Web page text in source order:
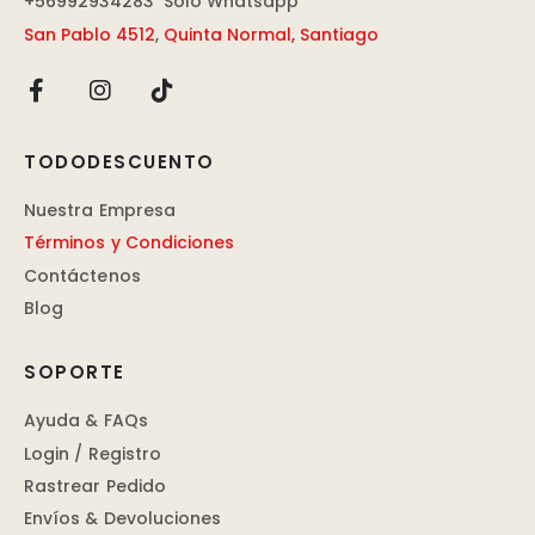
San Pablo 4512, Quinta Normal, Santiago
TODODESCUENTO
Nuestra Empresa
Términos y Condiciones
Contáctenos
Blog
SOPORTE
Ayuda & FAQs
Login / Registro
Rastrear Pedido
Envíos & Devoluciones